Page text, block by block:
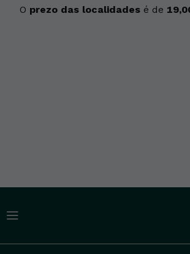
O prezo das localidades é de